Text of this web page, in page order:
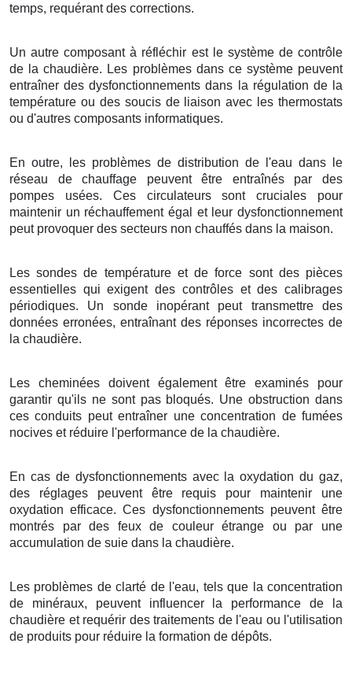
temps, requérant des corrections.
Un autre composant à réfléchir est le système de contrôle
de la chaudière. Les problèmes dans ce système peuvent
entraîner des dysfonctionnements dans la régulation de la
température ou des soucis de liaison avec les thermostats
ou d'autres composants informatiques.
En outre, les problèmes de distribution de l'eau dans le
réseau de chauffage peuvent être entraînés par des
pompes usées. Ces circulateurs sont cruciales pour
maintenir un réchauffement égal et leur dysfonctionnement
peut provoquer des secteurs non chauffés dans la maison.
Les sondes de température et de force sont des pièces
essentielles qui exigent des contrôles et des calibrages
périodiques. Un sonde inopérant peut transmettre des
données erronées, entraînant des réponses incorrectes de
la chaudière.
Les cheminées doivent également être examinés pour
garantir qu'ils ne sont pas bloqués. Une obstruction dans
ces conduits peut entraîner une concentration de fumées
nocives et réduire l'performance de la chaudière.
En cas de dysfonctionnements avec la oxydation du gaz,
des réglages peuvent être requis pour maintenir une
oxydation efficace. Ces dysfonctionnements peuvent être
montrés par des feux de couleur étrange ou par une
accumulation de suie dans la chaudière.
Les problèmes de clarté de l'eau, tels que la concentration
de minéraux, peuvent influencer la performance de la
chaudière et requérir des traitements de l'eau ou l'utilisation
de produits pour réduire la formation de dépôts.